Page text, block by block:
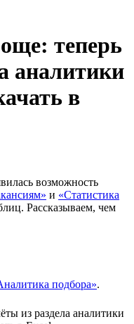
теперь
аналитики
в
возможность
и «Статистика
Рассказываем, чем
подбора».